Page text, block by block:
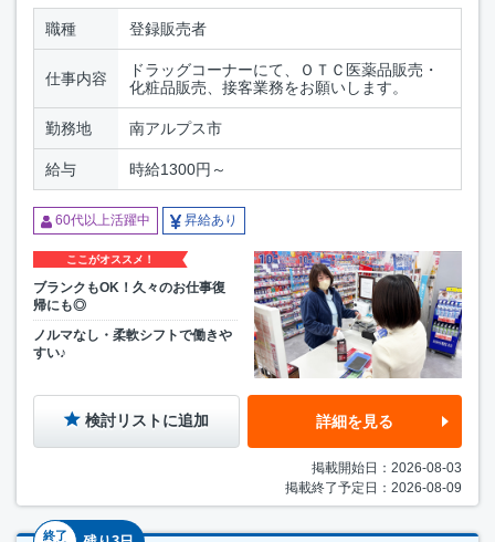
職種 登録販売者
仕事内容
ドラッグコーナーにて、ＯＴＣ医薬品販売・
化粧品販売、接客業務をお願いします。
勤務地 南アルプス市
給与 時給1300円～
60代以上活躍中 昇給あり
ここがオススメ！
ブランクもOK！久々のお仕事復
帰にも◎
ノルマなし・柔軟シフトで働きや
すい♪
検討リストに追加 詳細を見る
掲載開始日：2026-08-03
掲載終了予定日：2026-08-09
終了